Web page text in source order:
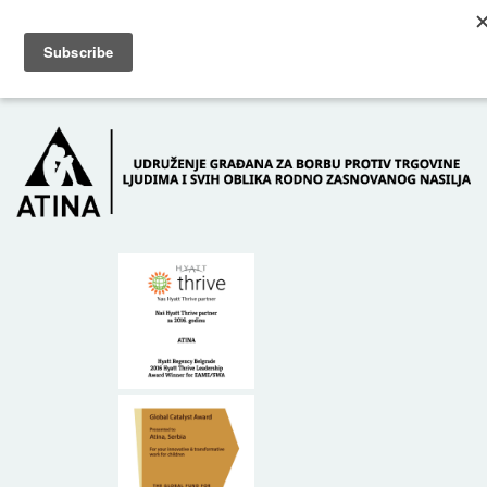
POČETNA O NAMA